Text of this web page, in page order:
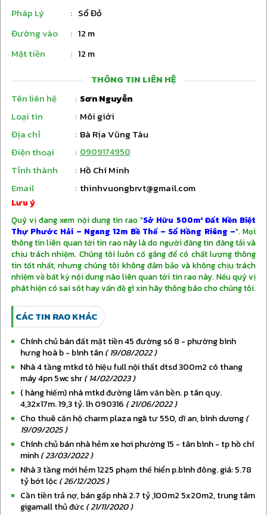
Vị trí: Tâm điểm biển Phước Hải, liền kề chuỗi
Resort 5 sao và khu dân cư hiện hữu.
NHOÁNG:
Cao tốc Biên Hòa – Vũng Tàu đã thông xe
(31/03/2026). Hành trình từ TP.HCM về đến
nhà chỉ còn đúng 60 phút lái xe thảnh thơi.
Không còn nỗi lo kẹt xe QL51!
hích hạ tầng từ cụm Khu công nghiệp lân cận.
???? TIỆN ÍCH "HOMESORT" HIỆN HỮU
100%: Không còn là lời hứa trên giấy, tại Avana
mọi thứ đã sẵn sàng đ
Liên hệ:09091*** hiện số
Pháp Lý
: Sổ Đỏ
Đường vào
: 12 m
Mặt tiền
: 12 m
THÔNG TIN LIÊN HỆ
Tên liên hệ
: Sơn Nguyễn
Loại tin
: Môi giới
Địa chỉ
: Bà Rịa Vũng Tàu
Điện thoại
: 0909174950
Tỉnh thành : Hồ Chí Minh
Email
: thinhvuongbrvt@gmail.com
Lưu ý
Quý vị đang xem nội dung tin rao "Sở Hữu 500m² Đất Nền Biệt
Thự Phước Hải – Ngang 12m Bề Thế – Sổ Hồng Riêng –". Mọi
thông tin liên quan tới tin rao này là do người đăng tin đăng tải và
chịu trách nhiệm. Chúng tôi luôn cố gắng để có chất lượng thông
tin tốt nhất, nhưng chúng tôi không đảm bảo và không chịu trách
nhiệm về bất kỳ nội dung nào liên quan tới tin rao này. Nếu quý vị
phát hiện có sai sót hay vấn đề gì xin hãy thông báo cho chúng tôi.
CÁC TIN RAO KHÁC
chính chủ bán đất mặt tiền 45 đường số 8 - phường bình
hưng hoà b - bình tân( 19/08/2022 )
nhà 4 tầng mtkd tô hiệu full nội thất dtsd 300m2 có thang
máy 4pn 5wc shr( 14/02/2023 )
( hàng hiếm) nhà mtkd đường lâm văn bền. p tân quy.
4,32x17m. 19,3 tỷ. lh 090316 ( 21/06/2022 )
cho thuê căn hộ charm plaza ngã tư 550, dĩ an, bình dương(
19/09/2025 )
chính chủ bán nhà hẻm xe hơi phường 15 - tân bình - tp hồ chí
minh( 23/03/2022 )
nhà 3 tầng mới hẻm 1225 phạm thế hiển p.bình đông. giá: 5.78
tỷ bớt lộc( 26/12/2025 )
cần tiền trả nợ, bán gấp nhà 2.7 tỷ ,100m2 5x20m2, trung tâm
gigamall thủ đức( 21/11/2020 )